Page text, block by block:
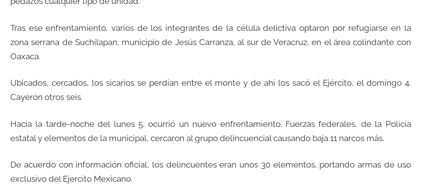
Tras ese enfrentamiento, varios de los integrantes de la célula delictiva optaron por refugiarse en la
zona serrana de Suchilapan, municipio de Jesús Carranza, al sur de Veracruz, en el área colindante con
Oaxaca.
Ubicados, cercados, los sicarios se perdían entre el monte y de ahí los sacó el Ejército, el domingo 4.
Cayeron otros seis.
Hacia la tarde-noche del lunes 5, ocurrió un nuevo enfrentamiento. Fuerzas federales, de la Policía
estatal y elementos de la municipal, cercaron al grupo delincuencial causando baja 11 narcos más.
De acuerdo con información oficial, los delincuentes eran unos 30 elementos, portando armas de uso
exclusivo del Ejercito Mexicano.